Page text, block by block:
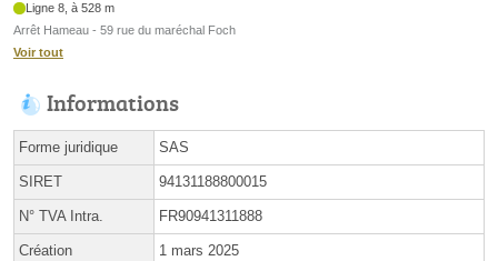
Ligne 8, à 528 m
Arrêt Hameau - 59 rue du maréchal Foch
Voir tout
Informations
Forme juridique SAS
SIRET 94131188800015
N° TVA Intra. FR90941311888
Création 1 mars 2025